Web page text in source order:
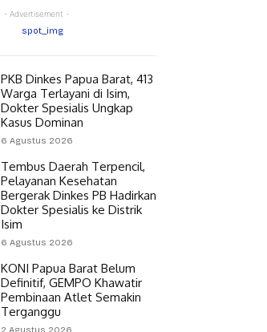
- Advertisement -
PKB Dinkes Papua Barat, 413
Warga Terlayani di Isim,
Dokter Spesialis Ungkap
Kasus Dominan
6 Agustus 2026
Tembus Daerah Terpencil,
Pelayanan Kesehatan
Bergerak Dinkes PB Hadirkan
Dokter Spesialis ke Distrik
Isim
6 Agustus 2026
KONI Papua Barat Belum
Definitif, GEMPO Khawatir
Pembinaan Atlet Semakin
Terganggu
2 Agustus 2026